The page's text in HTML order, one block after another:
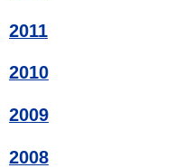
2011
2010
2009
2008